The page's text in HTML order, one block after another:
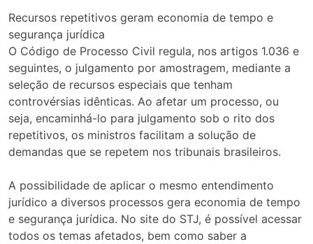
Recursos repetitivos geram economia de tempo e
segurança jurídica
O Código de Processo Civil regula, nos artigos 1.036 e
seguintes, o julgamento por amostragem, mediante a
seleção de recursos especiais que tenham
controvérsias idênticas. Ao afetar um processo, ou
seja, encaminhá-lo para julgamento sob o rito dos
repetitivos, os ministros facilitam a solução de
demandas que se repetem nos tribunais brasileiros.
A possibilidade de aplicar o mesmo entendimento
jurídico a diversos processos gera economia de tempo
e segurança jurídica. No site do STJ, é possível acessar
todos os temas afetados, bem como saber a